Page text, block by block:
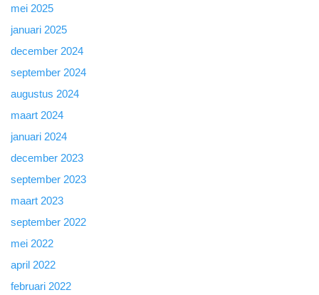
mei 2025
januari 2025
december 2024
september 2024
augustus 2024
maart 2024
januari 2024
december 2023
september 2023
maart 2023
september 2022
mei 2022
april 2022
februari 2022